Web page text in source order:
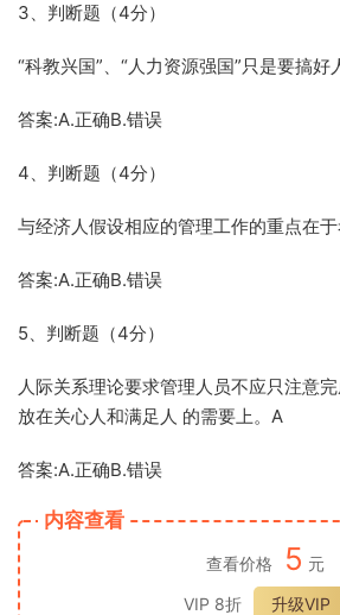
3、判断题（4分）
“科教兴国”、“人力资源强国”只是要搞好
答案:A.正确B.错误
4、判断题（4分）
与经济人假设相应的管理工作的重点在
答案:A.正确B.错误
5、判断题（4分）
人际关系理论要求管理人员不应只注意
放在关心人和满足人 的需要上。A
答案:A.正确B.错误
内容查看
查看价格 5 元
VIP 8折
升级VIP